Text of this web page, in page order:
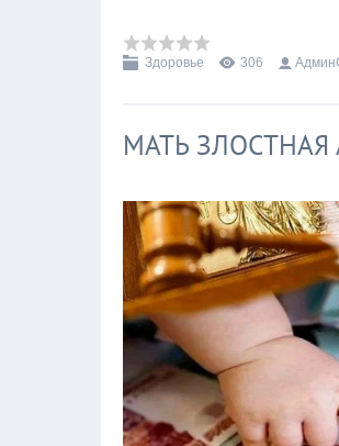
Здоровье 306
МАТЬ